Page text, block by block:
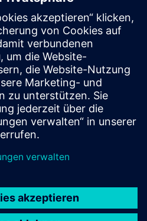
internationale
UL, um Vorschriften
auf dem Markt
Geschäft auszubauen.